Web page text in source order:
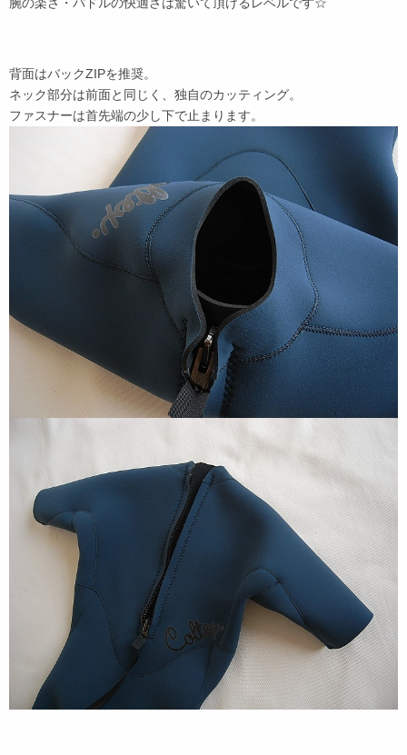
背面はバックZIPを推奨。
ネック部分は前面と同じく、独自のカッティング。
ファスナーは首先端の少し下で止まります。